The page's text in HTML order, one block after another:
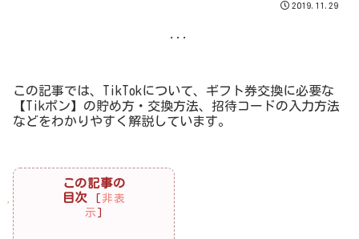
2019.11.29
...
この記事では、TikTokについて、ギフト券交換に必要な
【Tikポン】の貯め方・交換方法、招待コードの入力方法
などをわかりやすく解説しています。
この記事の
目次
[ 非表
示 ]